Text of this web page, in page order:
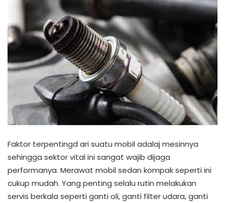
Faktor terpentingd ari suatu mobil adalaj mesinnya
sehingga sektor vital ini sangat wajib dijaga
performanya. Merawat mobil sedan kompak seperti ini
cukup mudah. Yang penting selalu rutin melakukan
servis berkala seperti ganti oli, ganti filter udara, ganti